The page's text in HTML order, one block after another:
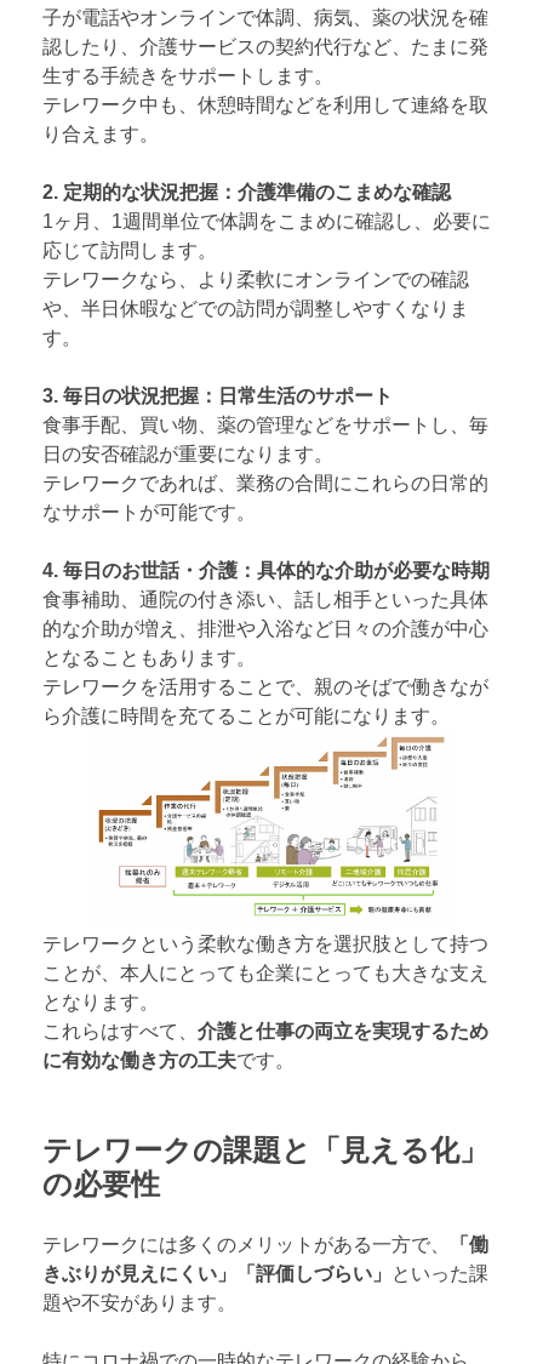
子が電話やオンラインで体調、病気、薬の状況を確
認したり、介護サービスの契約代行など、たまに発
生する手続きをサポートします。
テレワーク中も、休憩時間などを利用して連絡を取
り合えます。
2. 定期的な状況把握：介護準備のこまめな確認
1ヶ月、1週間単位で体調をこまめに確認し、必要に
応じて訪問します。
テレワークなら、より柔軟にオンラインでの確認
や、半日休暇などでの訪問が調整しやすくなりま
す。
3. 毎日の状況把握：日常生活のサポート
食事手配、買い物、薬の管理などをサポートし、毎
日の安否確認が重要になります。
テレワークであれば、業務の合間にこれらの日常的
なサポートが可能です。
4. 毎日のお世話・介護：具体的な介助が必要な時期
食事補助、通院の付き添い、話し相手といった具体
的な介助が増え、排泄や入浴など日々の介護が中心
となることもあります。
テレワークを活用することで、親のそばで働きなが
ら介護に時間を充てることが可能になります。
テレワークという柔軟な働き方を選択肢として持つ
ことが、本人にとっても企業にとっても大きな支え
となります。
これらはすべて、 介護と仕事の両立を実現するため
に有効な働き方の工夫です。
テレワークの課題と「見える化」
の必要性
テレワークには多くのメリットがある一方で、
「働
きぶりが見えにくい」「評価しづらい」
といった課
題や不安があります。